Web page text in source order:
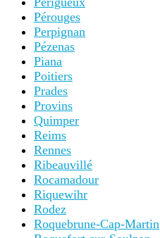
Pérouges
Perpignan
Pézenas
Piana
Poitiers
Prades
Provins
Quimper
Reims
Rennes
Ribeauvillé
Rocamadour
Riquewihr
Rodez
Roquebrune-Cap-Martin